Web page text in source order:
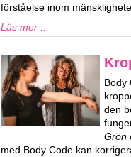
förståelse inom
Läs mer ...
Body
den
Grön
med Body Code kan